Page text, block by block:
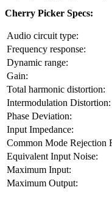
Cherry Picker Specs:
Audio circuit type:
Frequency response:
Dynamic range:
Gain:
Total harmonic distortion:
Intermodulation Distortion:
Phase Deviation:
Input Impedance:
Common Mode Rejection
Equivalent Input Noise:
Maximum Input:
Maximum Output: